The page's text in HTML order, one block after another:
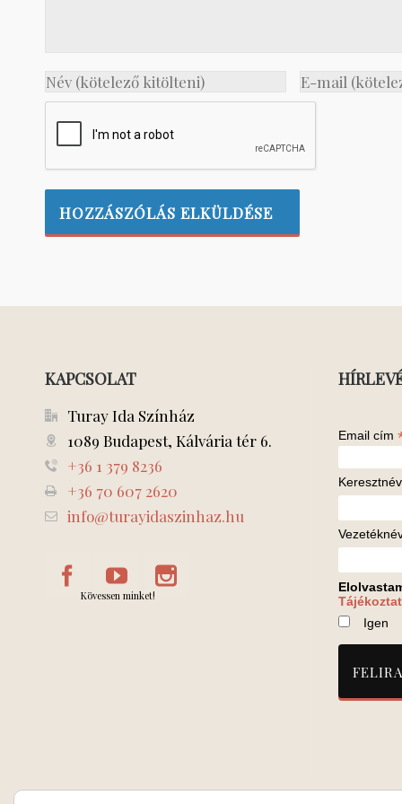
KAPCSOLAT
Turay Ida Színház
1089 Budapest, Kálvária tér 6.
+36 1 379 8236
+36 70 607 2620
info@turayidaszinhaz.hu
Kövessen minket!
Email cím
Keresztnév
Igen